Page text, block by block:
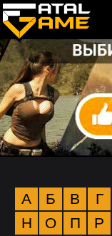
А Б В Г
Н
О П Р